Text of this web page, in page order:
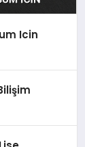
Icin